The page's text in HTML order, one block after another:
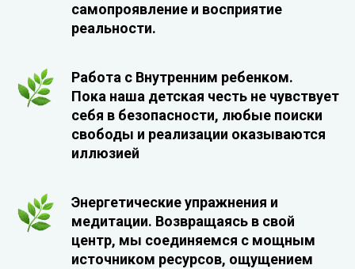
самопроявление и восприятие
реальности.
Работа с Внутренним ребенком.
Пока наша детская честь не чувствует
себя в безопасности, любые поиски
свободы и реализации оказываются
иллюзией
Энергетические упражнения и
медитации. Возвращаясь в свой
центр, мы соединяемся с мощным
источником ресурсов, ощущением